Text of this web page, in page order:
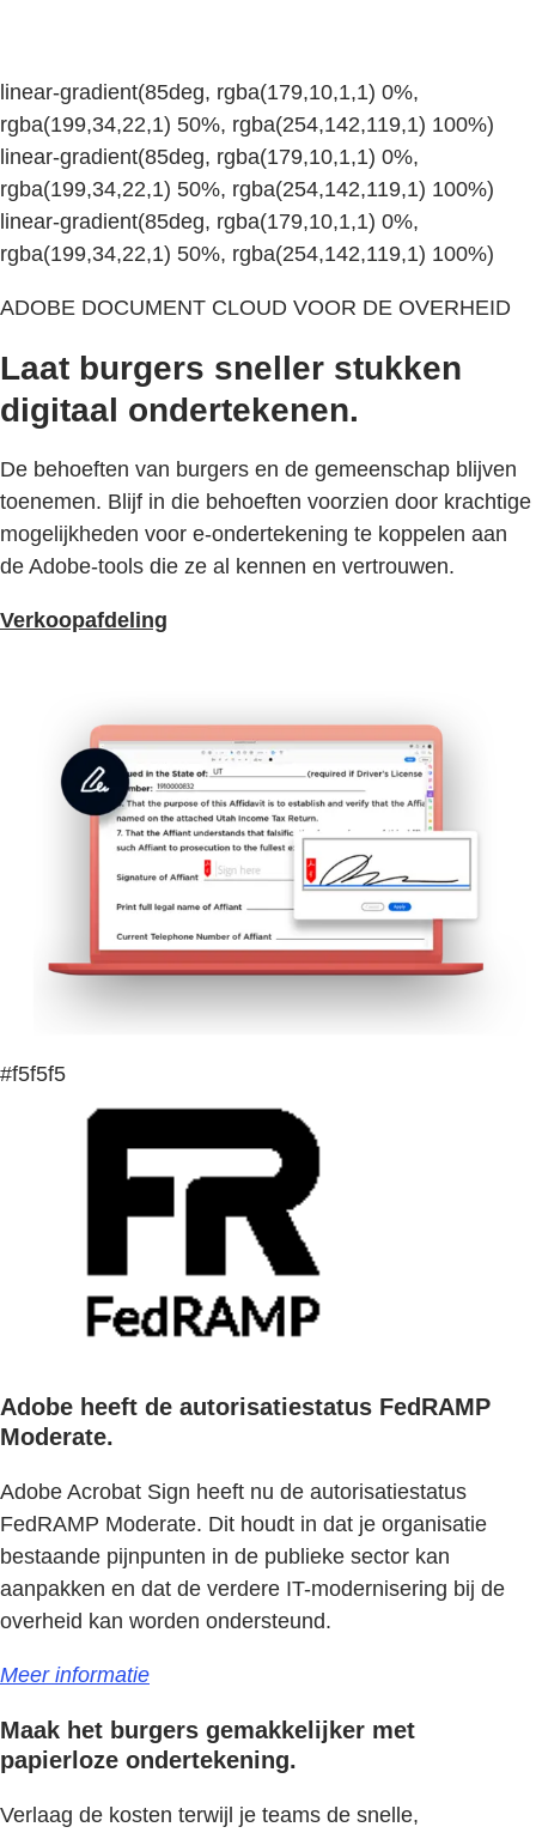
linear-gradient(85deg, rgba(179,10,1,1) 0%,
rgba(199,34,22,1) 50%, rgba(254,142,119,1) 100%)
linear-gradient(85deg, rgba(179,10,1,1) 0%,
rgba(199,34,22,1) 50%, rgba(254,142,119,1) 100%)
linear-gradient(85deg, rgba(179,10,1,1) 0%,
rgba(199,34,22,1) 50%, rgba(254,142,119,1) 100%)
ADOBE DOCUMENT CLOUD VOOR DE OVERHEID
Laat burgers sneller stukken
digitaal ondertekenen.
De behoeften van burgers en de gemeenschap blijven
toenemen. Blijf in die behoeften voorzien door krachtige
mogelijkheden voor e-ondertekening te koppelen aan
de Adobe-tools die ze al kennen en vertrouwen.
Verkoopafdeling
#f5f5f5
Adobe heeft de autorisatiestatus FedRAMP
Moderate.
Adobe Acrobat Sign heeft nu de autorisatiestatus
FedRAMP Moderate. Dit houdt in dat je organisatie
bestaande pijnpunten in de publieke sector kan
aanpakken en dat de verdere IT-modernisering bij de
overheid kan worden ondersteund.
Meer informatie
Maak het burgers gemakkelijker met
papierloze ondertekening.
Verlaag de kosten terwijl je teams de snelle,